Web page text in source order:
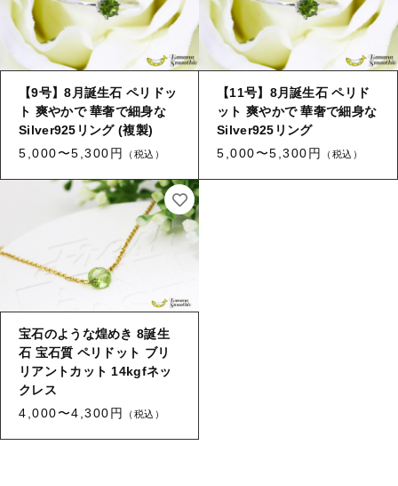
【9号】8月誕生石 ペリドッ
ト 爽やかで 華奢で細身な
Silver925リング (複製)
5,000〜5,300円
（税込）
【11号】8月誕生石 ペリド
ット 爽やかで 華奢で細身な
Silver925リング
5,000〜5,300円
（税込）
宝石のような煌めき 8誕生
石 宝石質 ペリドット ブリ
リアントカット 14kgfネッ
クレス
4,000〜4,300円
（税込）